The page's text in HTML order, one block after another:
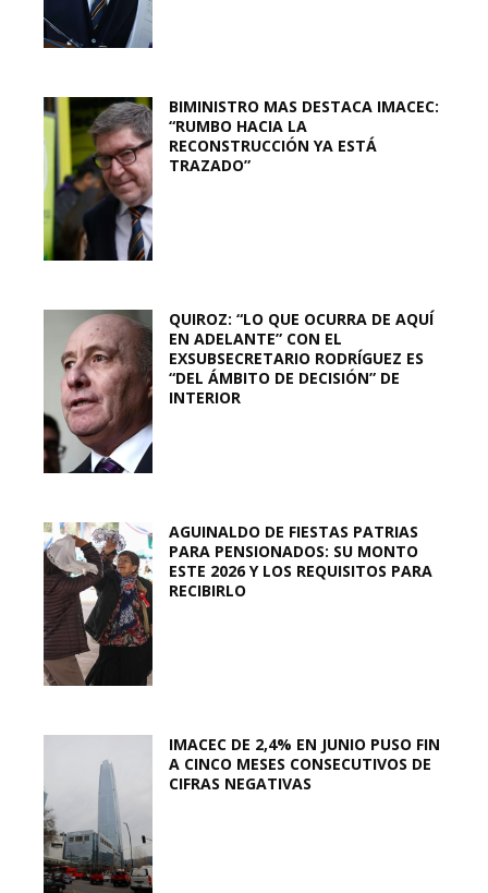
BIMINISTRO MAS DESTACA IMACEC:
“RUMBO HACIA LA
RECONSTRUCCIÓN YA ESTÁ
TRAZADO”
QUIROZ: “LO QUE OCURRA DE AQUÍ
EN ADELANTE” CON EL
EXSUBSECRETARIO RODRÍGUEZ ES
“DEL ÁMBITO DE DECISIÓN” DE
INTERIOR
AGUINALDO DE FIESTAS PATRIAS
PARA PENSIONADOS: SU MONTO
ESTE 2026 Y LOS REQUISITOS PARA
RECIBIRLO
IMACEC DE 2,4% EN JUNIO PUSO FIN
A CINCO MESES CONSECUTIVOS DE
CIFRAS NEGATIVAS